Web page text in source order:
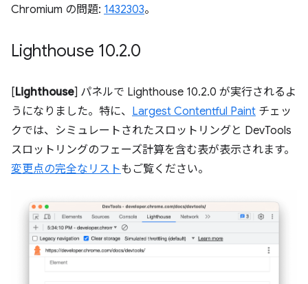
Chromium の問題: 1432303。
Lighthouse 10.2.0
[Lighthouse] パネルで Lighthouse 10.2.0 が実行されるよ
うになりました。特に、 Largest Contentful Paint チェッ
クでは、シミュレートされたスロットリングと DevTools
スロットリングのフェーズ計算を含む表が表示されます。
変更点の完全なリストもご覧ください。